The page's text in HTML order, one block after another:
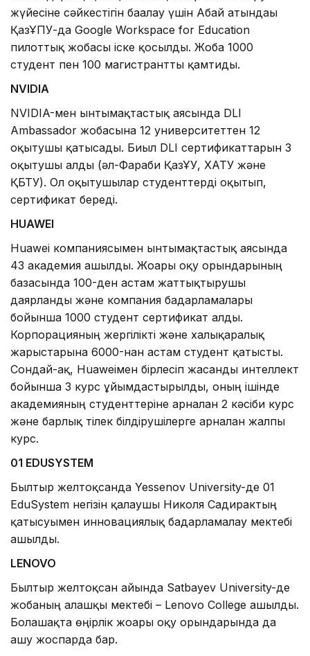
жүйесіне сәйкестігін бағалау үшін Абай атындағы
ҚазҰПУ-да Google Workspace for Education
пилоттық жобасы іске қосылды. Жоба 1000
студент пен 100 магистрантты қамтиды.
NVIDIA
NVIDIA-мен ынтымақтастық аясында DLI
Ambassador жобасына 12 университеттен 12
оқытушы қатысады. Биыл DLI сертификаттарын 3
оқытушы алды (әл-Фараби ҚазҰУ, ХАТУ және
ҚБТУ). Ол оқытушылар студенттерді оқытып,
сертификат береді.
HUAWEI
Huawei компаниясымен ынтымақтастық аясында
43 академия ашылды. Жоғары оқу орындарының
базасында 100-ден астам жаттықтырушы
даярланды және компания бағдарламалары
бойынша 1000 студент сертификат алды.
Корпорацияның жергілікті және халықаралық
жарыстарына 6000-нан астам студент қатысты.
Сондай-ақ, Huaweiмен бірлесіп жасанды интеллект
бойынша 3 курс ұйымдастырылды, оның ішінде
академияның студенттеріне арналған 2 кәсіби курс
және барлық тілек білдірушілерге арналған жалпы
курс.
01 EDUSYSTEM
Былтыр желтоқсанда Yessenov University-де 01
EduSystem негізін қалаушы Николя Садирактың
қатысуымен инновациялық бағдарламалау мектебі
ашылды.
LENOVO
Былтыр желтоқсан айында Satbayev University-де
жобаның алғашқы мектебі – Lenovo College ашылды.
Болашақта өңірлік жоғары оқу орындарында да
ашу жоспарда бар.